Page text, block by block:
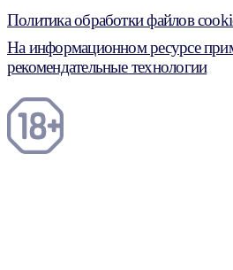
Политика обработки файлов
На информационном ресурсе
рекомендательные технологии